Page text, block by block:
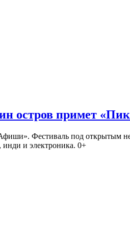
остров примет
Фестиваль под открытым
и электроника. 0+